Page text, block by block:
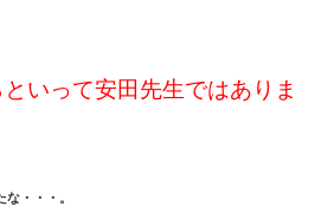
いって安田先生ではありま
・・・。